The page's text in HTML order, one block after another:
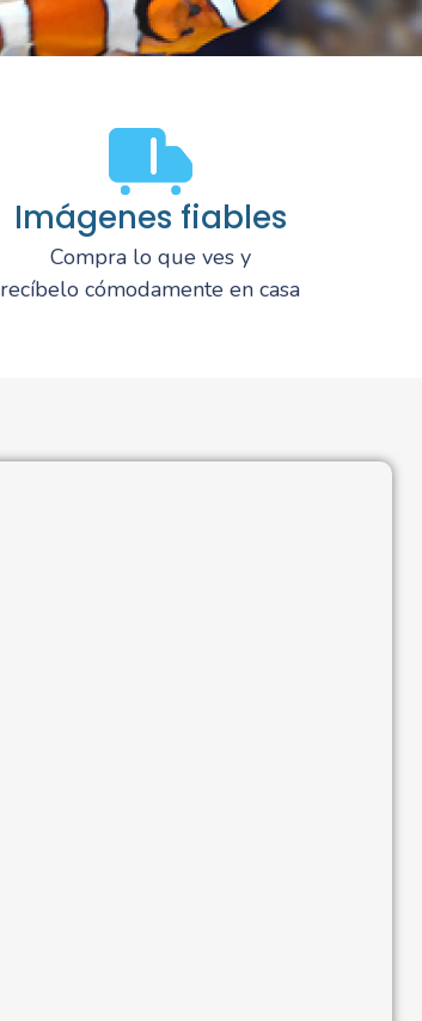
Imágenes fiables
Compra lo que ves y
recíbelo cómodamente en casa